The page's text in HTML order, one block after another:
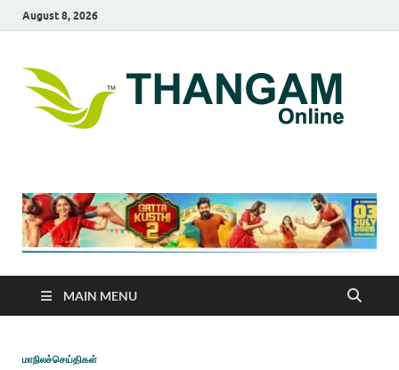
August 8, 2026
MAIN MENU
மாநிலச்செய்திகள்